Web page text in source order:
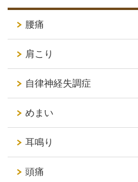
腰痛
肩こり
自律神経失調症
めまい
耳鳴り
頭痛